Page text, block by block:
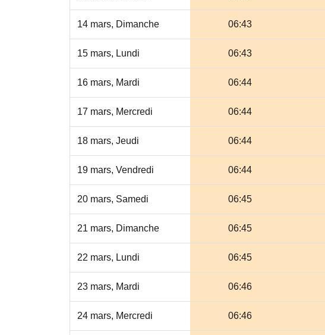
14 mars, Dimanche 06:43
15 mars, Lundi 06:43
16 mars, Mardi 06:44
17 mars, Mercredi 06:44
18 mars, Jeudi 06:44
19 mars, Vendredi 06:44
20 mars, Samedi 06:45
21 mars, Dimanche 06:45
22 mars, Lundi 06:45
23 mars, Mardi 06:46
24 mars, Mercredi 06:46